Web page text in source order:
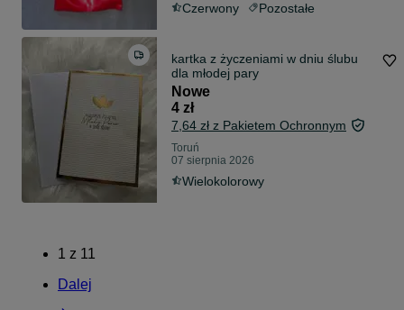
Czerwony Pozostałe
kartka z życzeniami w dniu ślubu
dla młodej pary
Nowe
4 zł
7,64 zł z Pakietem Ochronnym
Toruń
07 sierpnia 2026
Wielokolorowy
1 z 11
Dalej